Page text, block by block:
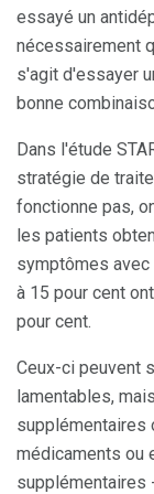
essayé un
nécessairement
s'agit d'essayer
bonne
Dans l'étude
stratégie de
fonctionne pas,
les patients
symptômes avec
à 15 pour cent
pour cent.
Ceux-ci peuvent
lamentables,
supplémentaires
médicaments ou
supplémentaires